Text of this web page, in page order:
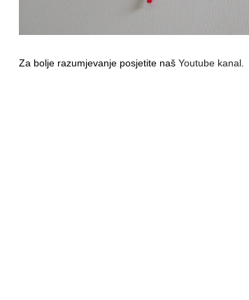
Za bolje razumjevanje posjetite naš Youtube kanal.